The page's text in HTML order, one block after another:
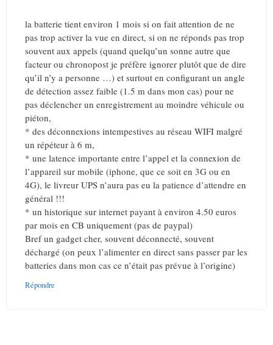
la batterie tient environ 1 mois si on fait attention de ne
pas trop activer la vue en direct, si on ne réponds pas trop
souvent aux appels (quand quelqu’un sonne autre que
facteur ou chronopost je préfère ignorer plutôt que de dire
qu’il n’y a personne …) et surtout en configurant un angle
de détection assez faible (1.5 m dans mon cas) pour ne
pas déclencher un enregistrement au moindre véhicule ou
piéton,
* des déconnexions intempestives au réseau WIFI malgré
un répéteur à 6 m,
* une latence importante entre l’appel et la connexion de
l’appareil sur mobile (iphone, que ce soit en 3G ou en
4G), le livreur UPS n’aura pas eu la patience d’attendre en
général !!!
* un historique sur internet payant à environ 4.50 euros
par mois en CB uniquement (pas de paypal)
Bref un gadget cher, souvent déconnecté, souvent
déchargé (on peux l’alimenter en direct sans passer par les
batteries dans mon cas ce n’était pas prévue à l’origine)
Répondre